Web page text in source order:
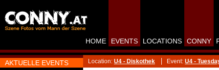
AKTUELLE EVENTS
HOME EVENTS LOCATIONS CONNY
Location: U4 - Diskothek Event: U4 -